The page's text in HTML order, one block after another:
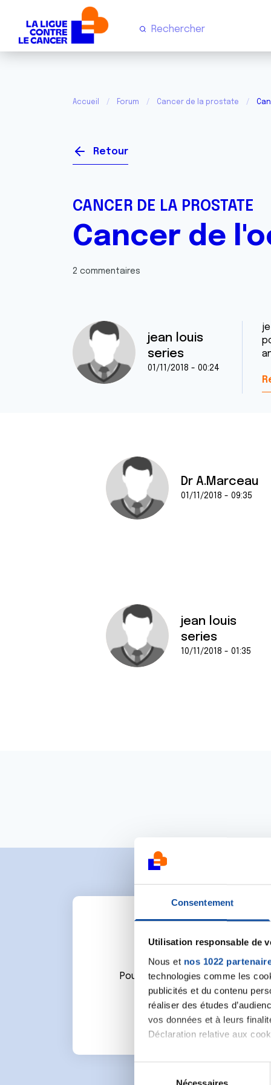
Consentement
Utilisation responsable de
Nous et nos 1022
technologies comme les
publicités et du contenu
réaliser des études
vos données et à leurs
Déclaration relative aux
Si vous le permettez, nous
Collecter des
Accueil Forum Cancer de la prostate
Retour
CANCER DE LA PROSTATE
Cancer de
2 commentaires
jean louis
series
01/11/2018 - 00:24
Dr A.Marceau
01/11/2018 - 09:35
jean louis
series
10/11/2018 - 01:35
Pour écrire un commentaire ou